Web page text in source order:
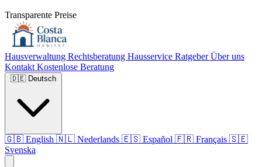
Transparente Preise
Hausverwaltung Rechtsberatung Hausservice RatgeberÜber uns
Kontakt Kostenlose Beratung
🇩🇪 Deutsch
🇬🇧 English 🇳🇱 Nederlands 🇪🇸 Español 🇫🇷 Français 🇸🇪
Svenska